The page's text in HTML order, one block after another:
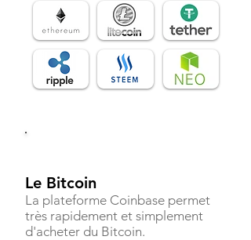
Le Bitcoin
La plateforme Coinbase permet
très rapidement et simplement
d'acheter du Bitcoin.